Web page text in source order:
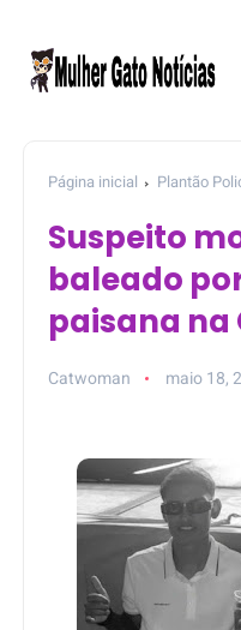
Página inicial Plantão
Suspeito
baleado
paisana na
Catwoman maio 18,